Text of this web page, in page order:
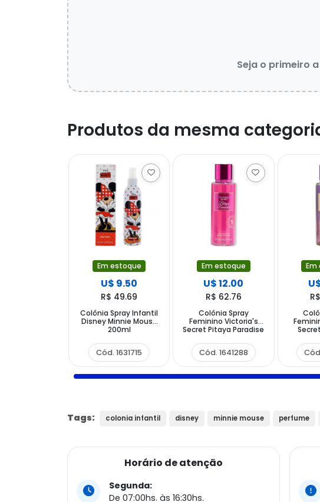
Seja o primeiro
Produtos da mesma
Em estoque
U$ 9.50
R$ 49.69
Colônia Spray Infantil
Disney Minnie Mouse
200ml
Cód. 1631715
Em estoque
U$ 12.00
R$ 62.76
Colônia Spray
Feminino Victoria's
Secret Pitaya Paradise
Cód. 1641288
Em
Tags: colonia infantil disney minnie mouse perfume
Horário de atenção
Segunda:
De 07:00hs. às 16:30hs.